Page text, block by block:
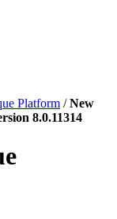
Platform /New
8.0.11314